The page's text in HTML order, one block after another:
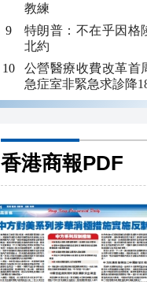
教練
特朗普：不在乎因格
北約
公營醫療收費改革首
急症室非緊急求診降
香港商報PDF